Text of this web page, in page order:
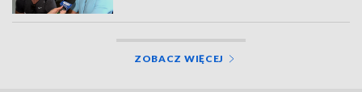
ZOBACZ WIĘCEJ